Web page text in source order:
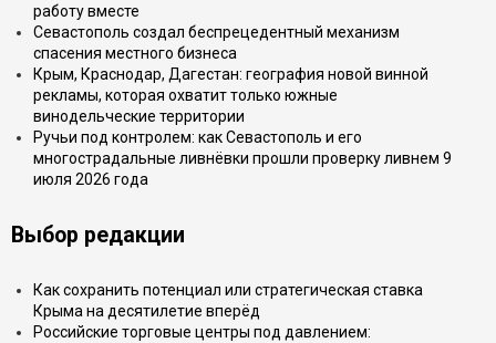
работу вместе
Севастополь создал беспрецедентный механизм
спасения местного бизнеса
Крым, Краснодар, Дагестан: география новой винной
рекламы, которая охватит только южные
винодельческие территории
Ручьи под контролем: как Севастополь и его
многострадальные ливнёвки прошли проверку ливнем 9
июля 2026 года
Выбор редакции
Как сохранить потенциал или стратегическая ставка
Крыма на десятилетие вперёд
Российские торговые центры под давлением: